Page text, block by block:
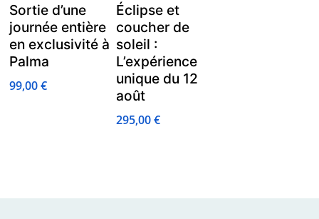
Sortie d’une
journée entière
en exclusivité à
Palma
99,00€
Éclipse et
coucher de
soleil :
L’expérience
unique du 12
août
295,00€